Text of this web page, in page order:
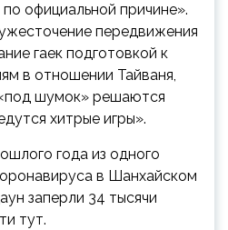
официальной причине».
передвижения
гаек подготовкой к
в отношении Тайваня,
шумок» решаются
хитрые игры».
года из одного
в Шанхайском
заперли 34 тысячи
тут.